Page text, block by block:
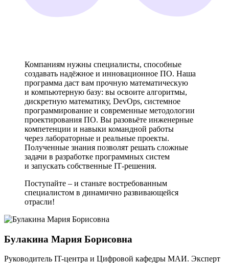
Компаниям нужны специалисты, способные
создавать надёжное и инновационное ПО. Наша
программа даст вам прочную математическую
и компьютерную базу: вы освоите алгоритмы,
дискретную математику, DevOps, системное
программирование и современные методологии
проектирования ПО. Вы разовьёте инженерные
компетенции и навыки командной работы
через лабораторные и реальные проекты.
Полученные знания позволят решать сложные
задачи в разработке программных систем
и запускать собственные IT‑решения.
Поступайте – и станьте востребованным
специалистом в динамично развивающейся
отрасли!
Булакина Мария Борисовна
Руководитель IT-центра и Цифровой кафедры МАИ. Эксперт